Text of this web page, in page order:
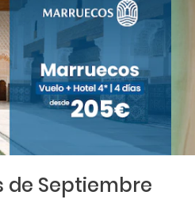
de Septiembre